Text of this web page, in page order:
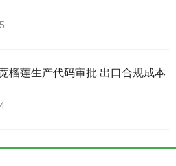
生产代码审批 出口合规成本